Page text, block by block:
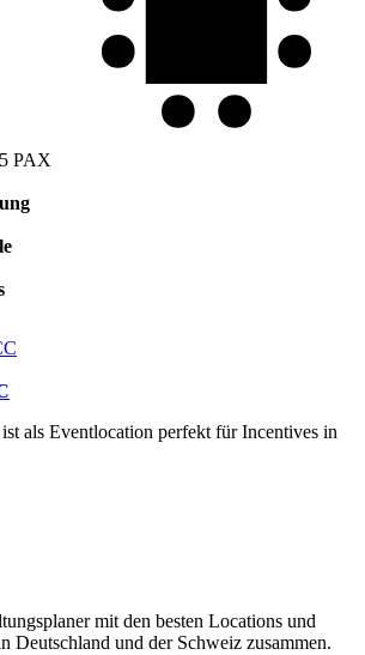
PAX
als Eventlocation perfekt für Incentives in
mit den besten Locations und
Deutschland und der Schweiz zusammen.